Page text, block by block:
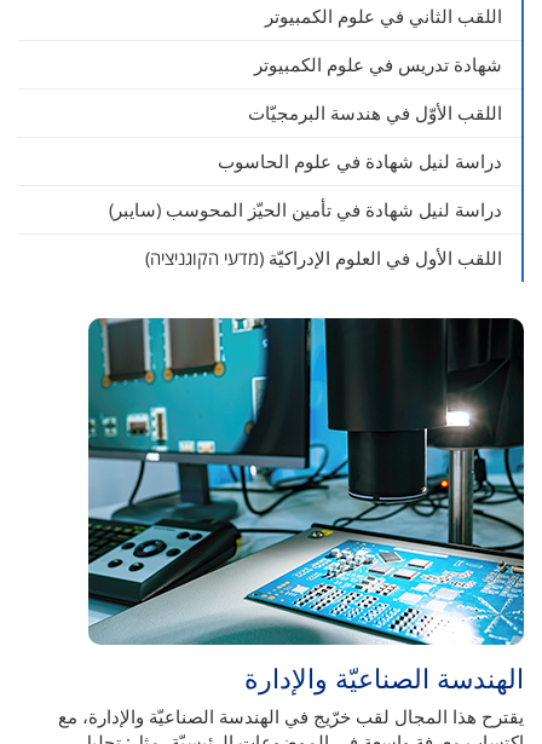
اللقب الثاني في علوم الكمبيوتر
شهادة تدريس في علوم الكمبيوتر
اللقب الأوّل في هندسة البرمجيّات
دراسة لنيل شهادة في علوم الحاسوب
دراسة لنيل شهادة في تأمين الحيّز المحوسب (سايبر)
اللقب الأول في العلوم الإدراكيّة (מדעי הקוגניציה)
الهندسة الصناعيّة والإدارة
يقترح هذا المجال لقب خرّيج في الهندسة الصناعيّة والإدارة، مع